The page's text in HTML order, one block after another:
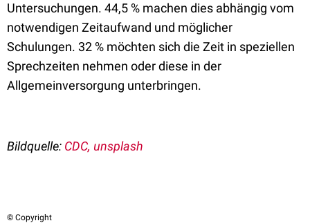
Untersuchungen. 44,5 % machen dies abhängig vom
notwendigen Zeitaufwand und möglicher
Schulungen. 32 % möchten sich die Zeit in speziellen
Sprechzeiten nehmen oder diese in der
Allgemeinversorgung unterbringen.
Bildquelle: CDC, unsplash
© Copyright